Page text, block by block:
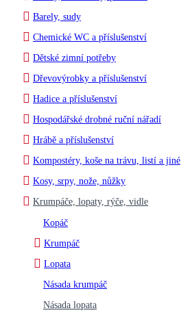
Barely, sudy
Chemické WC a příslušenství
Dětské zimní potřeby
Dřevovýrobky a příslušenství
Hadice a příslušenství
Hospodářské drobné ruční nářadí
Hrábě a příslušenství
Kompostéry, koše na trávu, listí a jiné
Kosy, srpy, nože, nůžky
Krumpáče, lopaty, rýče, vidle
Kopáč
Krumpáč
Lopata
Násada krumpáč
Násada lopata